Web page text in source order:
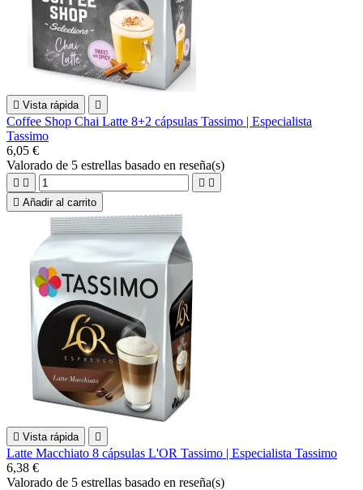
 Vista rápida 
Coffee Shop Chai Latte 8+2 cápsulas Tassimo | Especialista
Tassimo
6,05 €
Valorado de 5 estrellas basado en reseña(s)
   
 Añadir al carrito
 Vista rápida 
Latte Macchiato 8 cápsulas L'OR Tassimo | Especialista Tassimo
6,38 €
Valorado de 5 estrellas basado en reseña(s)